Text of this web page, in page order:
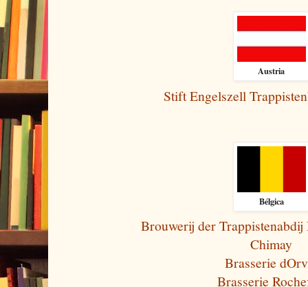
Austria
Stift Engelszell
Bélgica
Brouwerij der
Chimay
Brasserie
Brasserie